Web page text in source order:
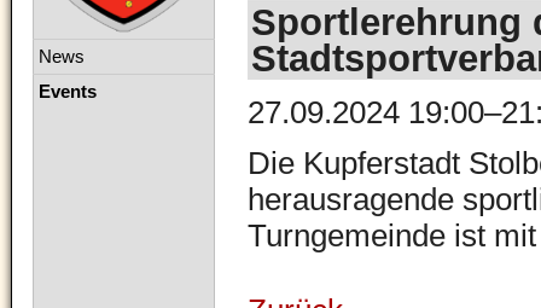
Sportlerehrung
27.09.2024
Die Kupferstadt
herausragende
Turngemeinde ist
Navigation
News
Events